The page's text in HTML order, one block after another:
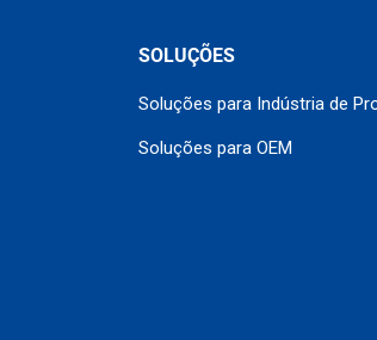
SOLUÇÕES
Soluções para Indústria de
Soluções para OEM